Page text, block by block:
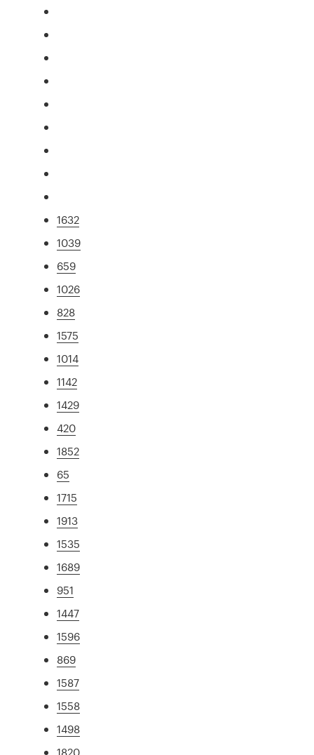
1632
1039
659
1026
828
1575
1014
1142
1429
420
1852
65
1715
1913
1535
1689
951
1447
1596
869
1587
1558
1498
1820